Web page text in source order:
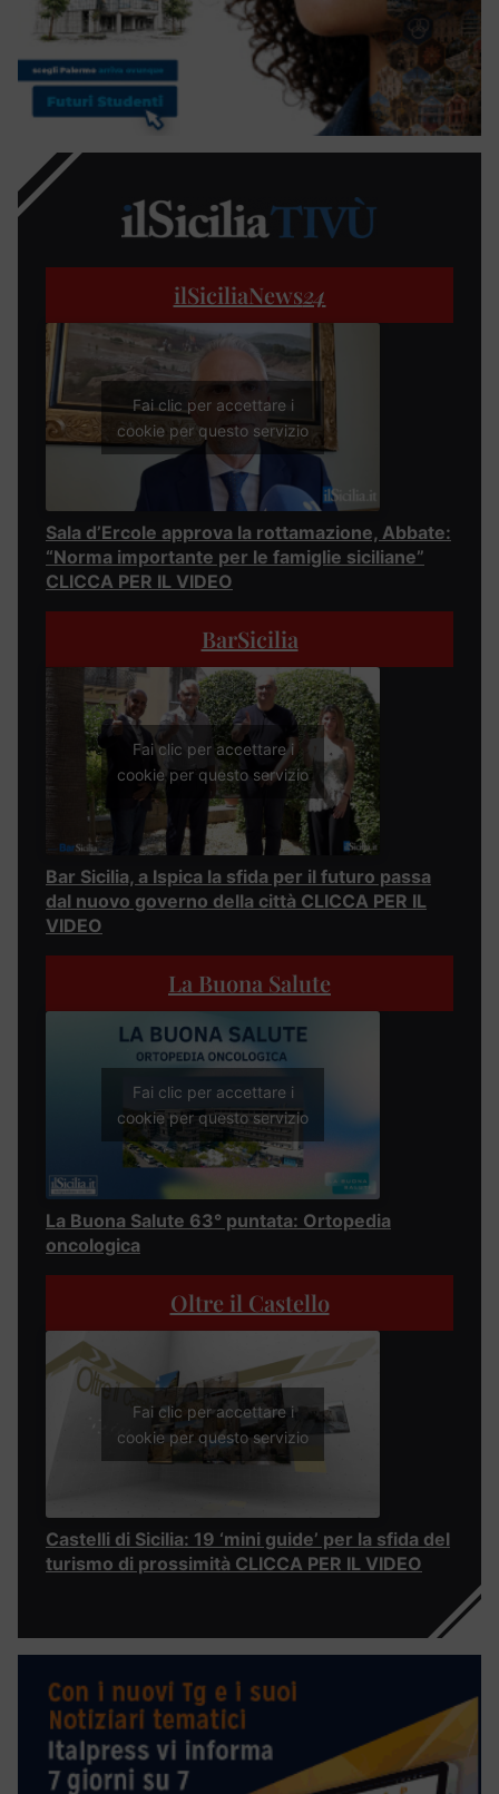
ilSiciliaNews24
Fai clic per accettare i
cookie per questo servizio
Sala d’Ercole approva la rottamazione, Abbate:
“Norma importante per le famiglie siciliane”
CLICCA PER IL VIDEO
BarSicilia
Fai clic per accettare i
cookie per questo servizio
Bar Sicilia, a Ispica la sfida per il futuro passa
dal nuovo governo della città CLICCA PER IL
VIDEO
La Buona Salute
Fai clic per accettare i
cookie per questo servizio
La Buona Salute 63° puntata: Ortopedia
oncologica
Oltre il Castello
Fai clic per accettare i
cookie per questo servizio
Castelli di Sicilia: 19 ‘mini guide’ per la sfida del
turismo di prossimità CLICCA PER IL VIDEO